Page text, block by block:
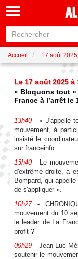
Accueil 17 août 2025
Le 17 août 2025 à
« Bloquons tout »
France à l’arrêt
13h40- « J'appelle
mouvement, à
insisté le
sur franceinfo.
13h40- Le
d'extrême droite, a
Bompard, qui
de s'appliquer ».
10h27-
mouvement du 10
le leader de La
profit ?
09h29- Jean-Luc
soutenir le